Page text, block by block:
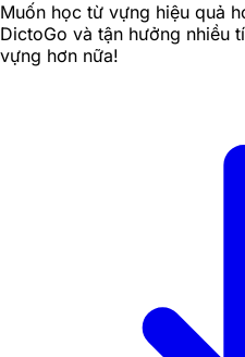
Muốn học từ vựng hiệu quả
DictoGo và tận hưởng nhiều
vựng hơn nữa!